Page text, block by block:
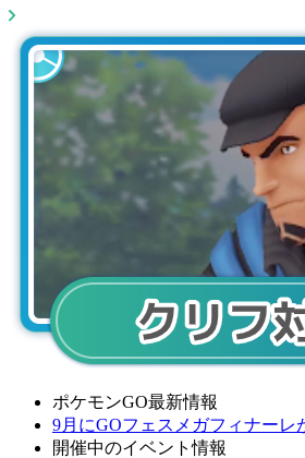
ポケモンGO最新情報
9月にGOフェスメガフィナーレ
開催中のイベント情報